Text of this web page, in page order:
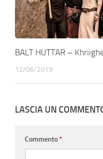
BALT HUTTAR –
12/06/2019
LASCIA UN
Commento*